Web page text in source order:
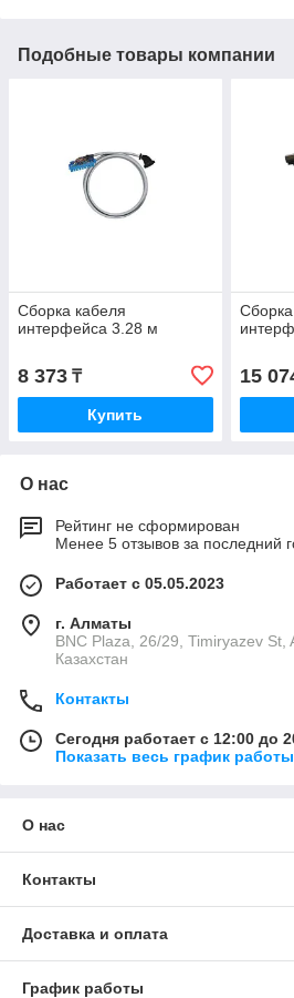
Подобные товары компании
Сборка кабеля
интерфейса 3.28 м
8 373 ₸
Купить
15
О нас
Рейтинг не сформирован
Менее 5 отзывов за последний
Работает с 05.05.2023
г. Алматы
BNC Plaza, 26/29, Timiryazev
Казахстан
Контакты
Сегодня работает с 12:00 до
Показать весь график работы
О нас
Контакты
Доставка и оплата
График работы